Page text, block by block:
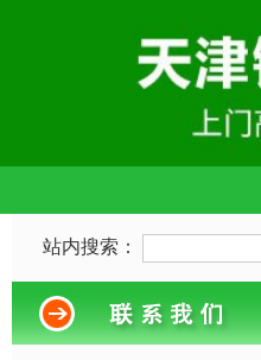
站内搜索：